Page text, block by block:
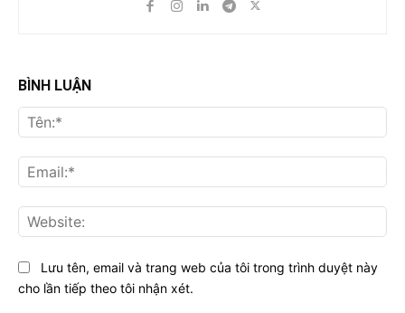
BÌNH LUẬN
Lưu tên, email và trang web của tôi trong trình duyệt này
cho lần tiếp theo tôi nhận xét.